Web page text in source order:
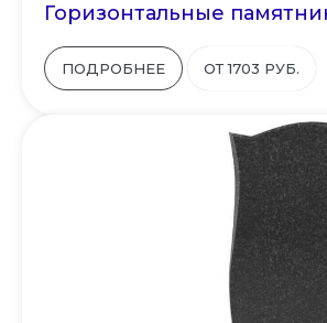
Горизонтальные
ПОДРОБНЕЕ ОТ 1703 РУБ.